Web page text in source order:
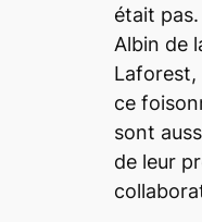
était
Albin de
ce
sont
de leur